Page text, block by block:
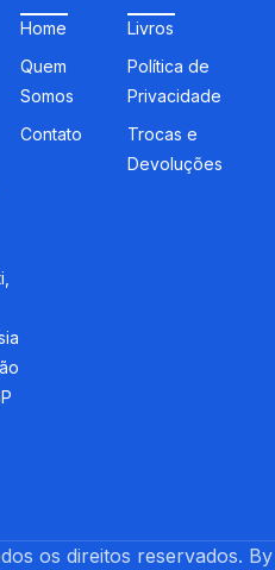
Home
Quem
Somos
Contato
Livros
Política de
Privacidade
Trocas e
Devoluções
os direitos reservados. By